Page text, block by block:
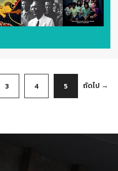
3 4 5 ถัดไป →